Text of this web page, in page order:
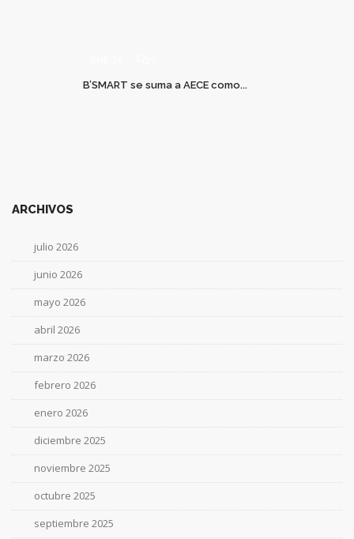
B’SMART se suma a AECE como...
ARCHIVOS
julio 2026
junio 2026
mayo 2026
abril 2026
marzo 2026
febrero 2026
enero 2026
diciembre 2025
noviembre 2025
octubre 2025
septiembre 2025